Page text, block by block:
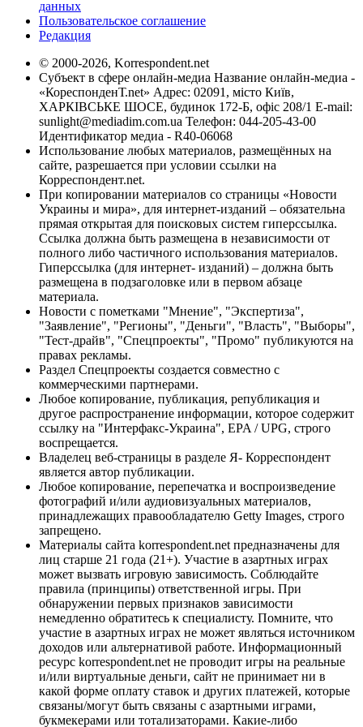
данных
Пользовательское соглашение
Редакция
© 2000-2026, Korrespondent.net
Субъект в сфере онлайн-медиа Название онлайн-медиа -
«КореспонденТ.net» Адрес: 02091, місто Київ,
ХАРКІВСЬКЕ ШОСЕ, будинок 172-Б, офіс 208/1 E-mail:
sunlight@mediadim.com.ua Телефон: 044-205-43-00
Идентификатор медиа - R40-06068
Использование любых материалов, размещённых на
сайте, разрешается при условии ссылки на
Корреспондент.net.
При копировании материалов со страницы «Новости
Украины и мира», для интернет-изданий – обязательна
прямая открытая для поисковых систем гиперссылка.
Ссылка должна быть размещена в независимости от
полного либо частичного использования материалов.
Гиперссылка (для интернет- изданий) – должна быть
размещена в подзаголовке или в первом абзаце
материала.
Новости с пометками "Мнение", "Экспертиза",
"Заявление", "Регионы", "Деньги", "Власть", "Выборы",
"Тест-драйв", "Спецпроекты", "Промо" публикуются на
правах рекламы.
Раздел Спецпроекты создается совместно с
коммерческими партнерами.
Любое копирование, публикация, републикация и
другое распространение информации, которое содержит
ссылку на "Интерфакс-Украина", EPA / UPG, строго
воспрещается.
Владелец веб-страницы в разделе Я- Корреспондент
является автор публикации.
Любое копирование, перепечатка и воспроизведение
фотографий и/или аудиовизуальных материалов,
принадлежащих правообладателю Getty Images, строго
запрещено.
Материалы сайта korrespondent.net предназначены для
лиц старше 21 года (21+). Участие в азартных играх
может вызвать игровую зависимость. Соблюдайте
правила (принципы) ответственной игры. При
обнаружении первых признаков зависимости
немедленно обратитесь к специалисту. Помните, что
участие в азартных играх не может являться источником
доходов или альтернативой работе. Информационный
ресурс korrespondent.net не проводит игры на реальные
и/или виртуальные деньги, сайт не принимает ни в
какой форме оплату ставок и других платежей, которые
связаны/могут быть связаны с азартными играми,
букмекерами или тотализаторами. Какие-либо